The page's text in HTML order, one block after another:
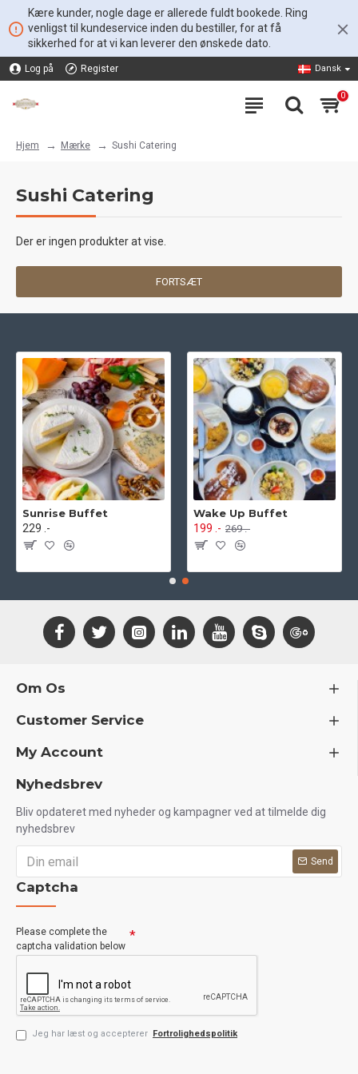
Kære kunder, nogle dage er allerede fuldt bookede. Ring
venligst til kundeservice inden du bestiller, for at få
sikkerhed for at vi kan leverer den ønskede dato.
Log på Register Dansk
0
Hjem Mærke Sushi Catering
Sushi Catering
Der er ingen produkter at vise.
FORTSÆT
Sunrise Buffet
229 .-
Wake Up Buffet
199 .- 269 .-
Om Os
Customer Service
My Account
Nyhedsbrev
Bliv opdateret med nyheder og kampagner ved at tilmelde dig
nyhedsbrev
Send
Captcha
Please complete the
captcha validation below
Jeg har læst og accepterer Fortrolighedspolitik